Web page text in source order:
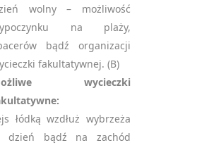
wolny – możliwość
na plaży,
bądź organizacji
fakultatywnej. (B)
wycieczki
łódką wzdłuż wybrzeża
dzień bądź na zachód